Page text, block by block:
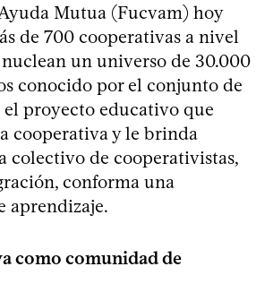
Mutua (Fucvam) hoy
de 700 cooperativas a nivel
un universo de 30.000
conocido por el conjunto de
el proyecto educativo que
cooperativa y le brinda
colectivo de cooperativistas,
conforma una
aprendizaje.
como comunidad de